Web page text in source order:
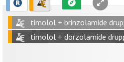
timolol + brinzolamide
timolol + dorzolamide